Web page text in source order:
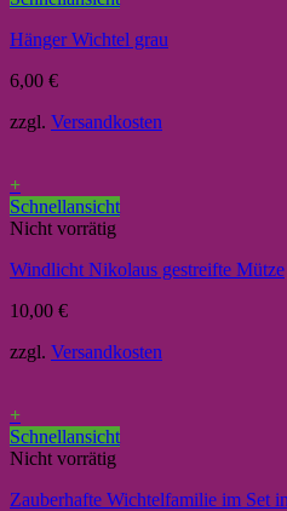
Hänger Wichtel grau
6,00 €
zzgl. Versandkosten
+
Schnellansicht
Nicht vorrätig
Windlicht Nikolaus gestreifte Mütze
10,00 €
zzgl. Versandkosten
+
Schnellansicht
Nicht vorrätig
Zauberhafte Wichtelfamilie im Set